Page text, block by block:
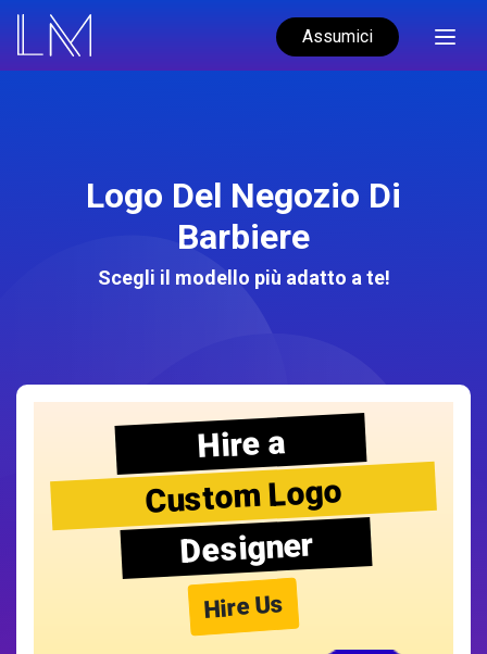
Assumici
Logo Del Negozio Di
Barbiere
Scegli il modello più adatto a te!
Hire a
Custom Logo
Designer
Hire Us